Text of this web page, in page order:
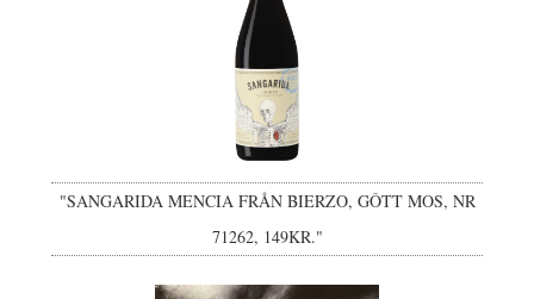
"SANGARIDA MENCIA FRÅN BIERZO, GÔTT MOS, NR
71262, 149KR."